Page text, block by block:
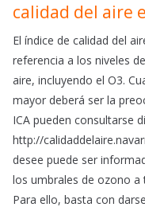
calidad del aire
El índice de calidad del
referencia a los niveles
aire, incluyendo el O3.
mayor deberá ser la
ICA pueden consultarse
http://
desee puede ser
los umbrales de ozono a
Para ello, basta con